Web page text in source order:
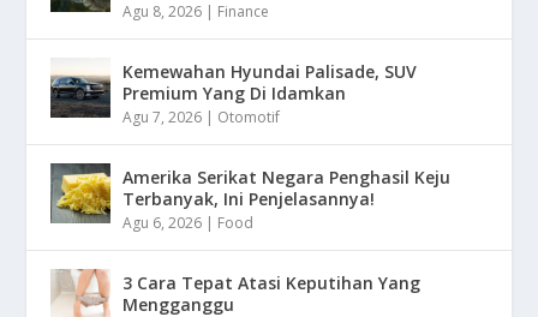
Agu 8, 2026 | Finance
Kemewahan Hyundai Palisade, SUV
Premium Yang Di Idamkan
Agu 7, 2026 | Otomotif
Amerika Serikat Negara Penghasil Keju
Terbanyak, Ini Penjelasannya!
Agu 6, 2026 | Food
3 Cara Tepat Atasi Keputihan Yang
Mengganggu